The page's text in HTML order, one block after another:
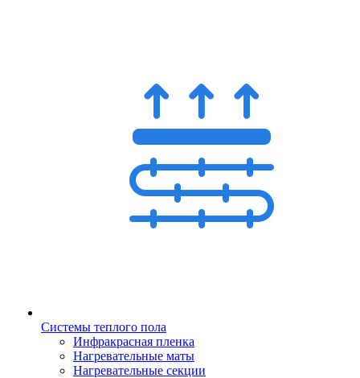
Системы теплого пола
Инфракрасная пленка
Нагревательные маты
Нагревательные секции